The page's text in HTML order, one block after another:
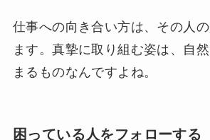
仕事への向き合い方は、その人
ます。真摯に取り組む姿は、自
まるものなんですよね。
困っている人をフォローする